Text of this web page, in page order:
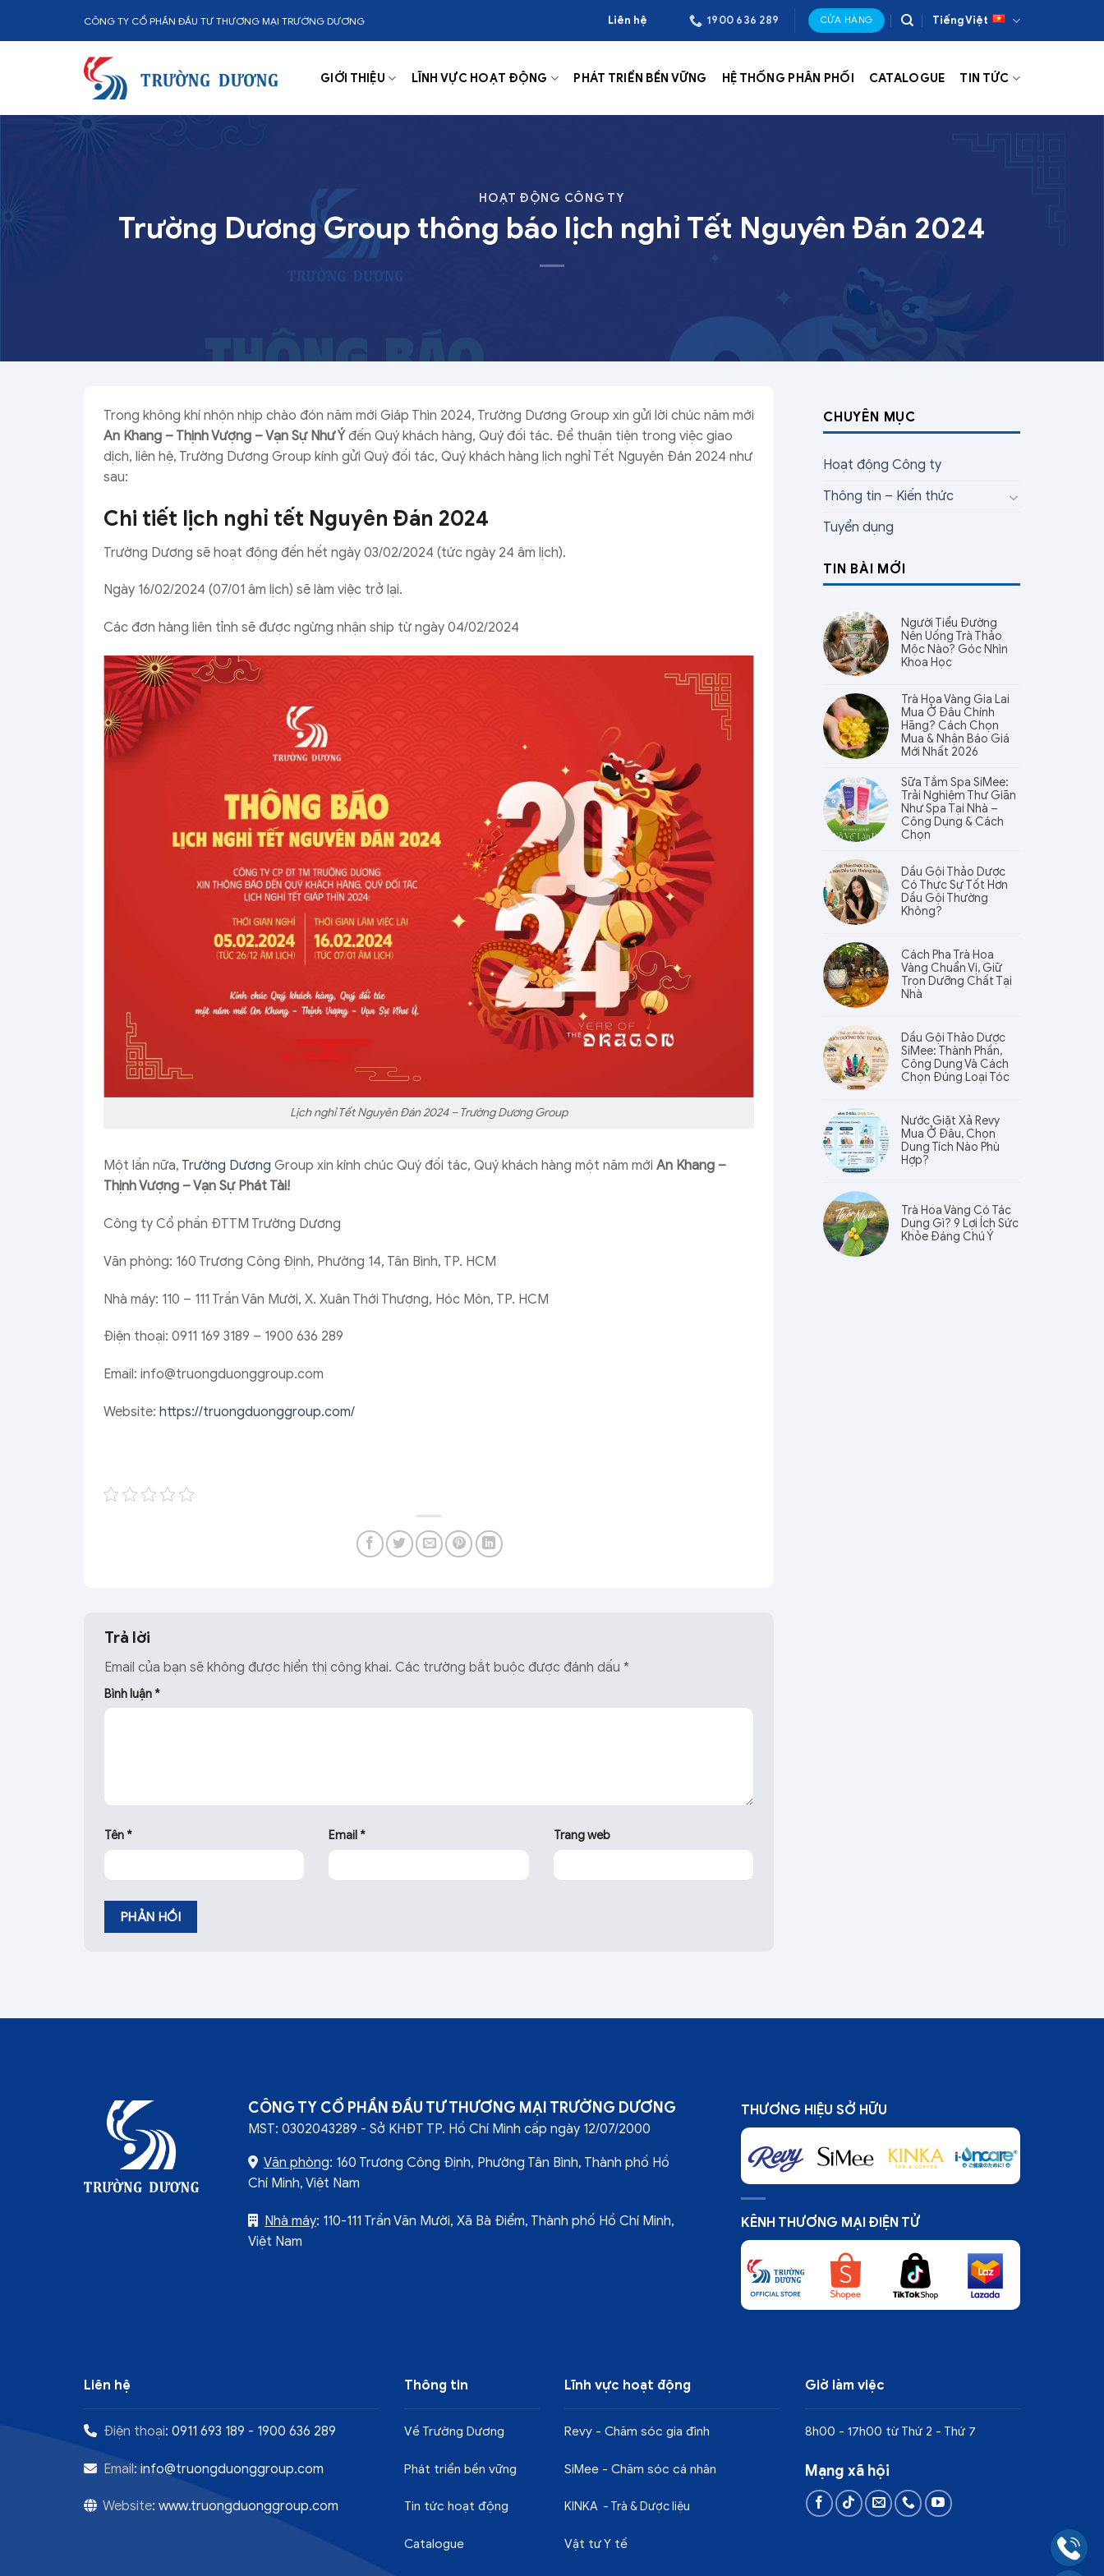
CÔNG TY CỔ PHẦN ĐẦU TƯ THƯƠNG MẠI TRƯỜNG DƯƠNG Liên hệ 1900 636 289 CỬA HÀNG Tiếng Việt
GIỚI THIỆU LĨNH VỰC HOẠT ĐỘNG PHÁT TRIỂN BỀN VỮNG HỆ THỐNG PHÂN PHỐI CATALOGUE TIN TỨC
HOẠT ĐỘNG CÔNG TY
Trường Dương Group thông báo lịch nghỉ Tết Nguyên Đán 2024
Trong không khí nhộn nhịp chào đón năm mới Giáp Thìn 2024, Trường Dương Group xin gửi lời chúc năm mới
An Khang – Thịnh Vượng – Vạn Sự Như Ý đến Quý khách hàng, Quý đối tác. Để thuận tiện trong việc giao
dịch, liên hệ, Trường Dương Group kính gửi Quý đối tác, Quý khách hàng lịch nghỉ Tết Nguyên Đán 2024 như
sau:
Chi tiết lịch nghỉ tết Nguyên Đán 2024
Trường Dương sẽ hoạt động đến hết ngày 03/02/2024 (tức ngày 24 âm lịch).
Ngày 16/02/2024 (07/01 âm lịch) sẽ làm việc trở lại.
Các đơn hàng liên tỉnh sẽ được ngừng nhận ship từ ngày 04/02/2024
Lịch nghỉ Tết Nguyên Đán 2024 – Trường Dương Group
Một lần nữa, Trường Dương Group xin kính chúc Quý đối tác, Quý khách hàng một năm mới An Khang –
Thịnh Vượng – Vạn Sự Phát Tài!
Công ty Cổ phần ĐTTM Trường Dương
Văn phòng: 160 Trương Công Định, Phường 14, Tân Bình, TP. HCM
Nhà máy: 110 – 111 Trần Văn Mười, X. Xuân Thới Thượng, Hóc Môn, TP. HCM
Điện thoại: 0911 169 3189 – 1900 636 289
Email: info@truongduonggroup.com
Website: https://truongduonggroup.com/
Trả lời
Email của bạn sẽ không được hiển thị công khai. Các trường bắt buộc được đánh dấu *
Bình luận *
Tên * Email * Trang web
CHUYÊN MỤC
Hoạt động Công ty
Thông tin – Kiến thức
Tuyển dụng
TIN BÀI MỚI
Người Tiểu Đường
Nên Uống Trà Thảo
Mộc Nào? Góc Nhìn
Khoa Học
Trà Hoa Vàng Gia Lai
Mua Ở Đâu Chính
Hãng? Cách Chọn
Mua & Nhận Báo Giá
Mới Nhất 2026
Sữa Tắm Spa SiMee:
Trải Nghiệm Thư Giãn
Như Spa Tại Nhà –
Công Dụng & Cách
Chọn
Dầu Gội Thảo Dược
Có Thực Sự Tốt Hơn
Dầu Gội Thường
Không?
Cách Pha Trà Hoa
Vàng Chuẩn Vị, Giữ
Trọn Dưỡng Chất Tại
Nhà
Dầu Gội Thảo Dược
SiMee: Thành Phần,
Công Dụng Và Cách
Chọn Đúng Loại Tóc
Nước Giặt Xả Revy
Mua Ở Đâu, Chọn
Dung Tích Nào Phù
Hợp?
Trà Hoa Vàng Có Tác
Dụng Gì? 9 Lợi Ích Sức
Khỏe Đáng Chú Ý
CÔNG TY CỔ PHẦN ĐẦU TƯ THƯƠNG MẠI TRƯỜNG DƯƠNG
MST: 0302043289 - Sở KHĐT TP. Hồ Chí Minh cấp ngày 12/07/2000
Văn phòng: 160 Trương Công Định, Phường Tân Bình, Thành phố Hồ
Chí Minh, Việt Nam
Nhà máy: 110-111 Trần Văn Mười, Xã Bà Điểm, Thành phố Hồ Chí Minh,
Việt Nam
THƯƠNG HIỆU SỞ HỮU
KÊNH THƯƠNG MẠI ĐIỆN TỬ
Liên hệ
Điện thoại: 0911 693 189 - 1900 636 289
Email: info@truongduonggroup.com
Website: www.truongduonggroup.com
Thông tin
Về Trường Dương
Phát triển bền vững
Tin tức hoạt động
Catalogue
Lĩnh vực hoạt động
Revy - Chăm sóc gia đình
SiMee - Chăm sóc cá nhân
KINKA - Trà & Dược liệu
Vật tư Y tế
Giờ làm việc
8h00 - 17h00 từ Thứ 2 - Thứ 7
Mạng xã hội